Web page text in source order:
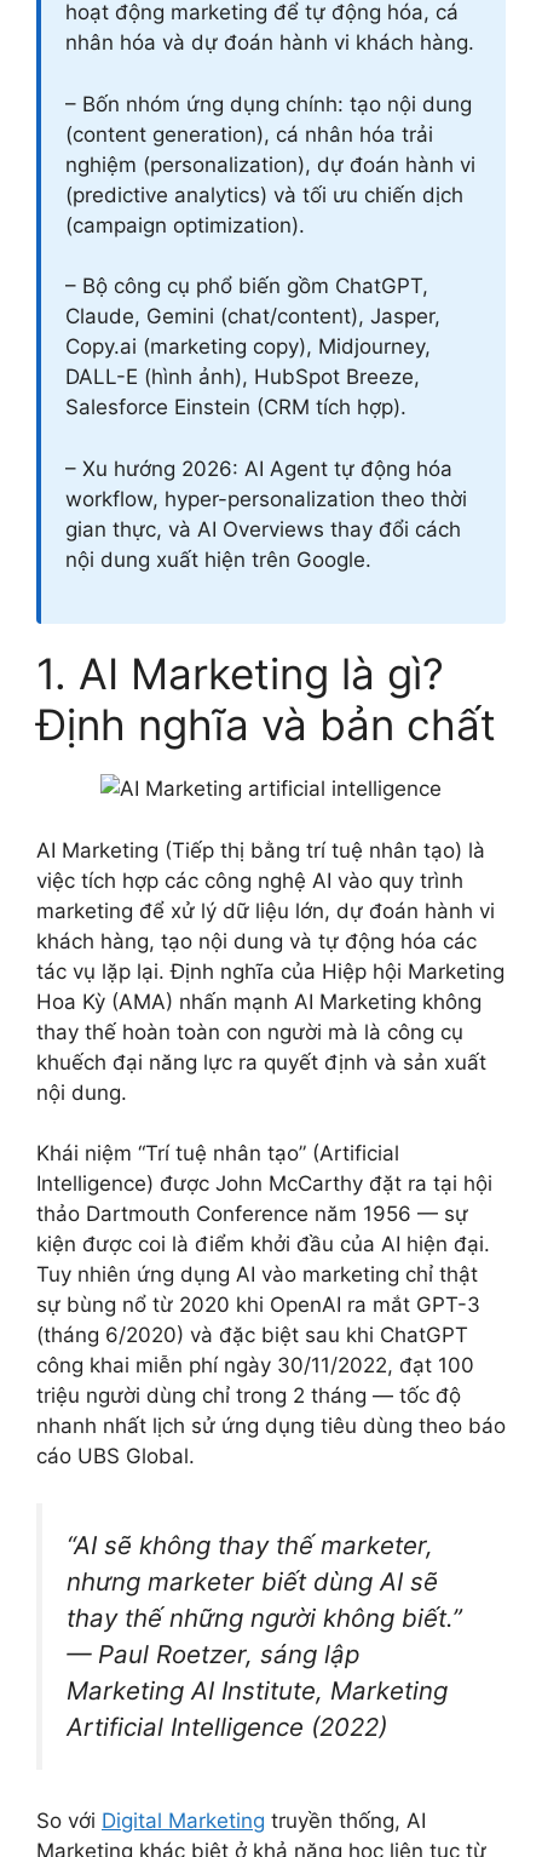
hoạt động marketing để tự động hóa, cá
nhân hóa và dự đoán hành vi khách hàng.
– Bốn nhóm ứng dụng chính: tạo nội dung
(content generation), cá nhân hóa trải
nghiệm (personalization), dự đoán hành vi
(predictive analytics) và tối ưu chiến dịch
(campaign optimization).
– Bộ công cụ phổ biến gồm ChatGPT,
Claude, Gemini (chat/content), Jasper,
Copy.ai (marketing copy), Midjourney,
DALL-E (hình ảnh), HubSpot Breeze,
Salesforce Einstein (CRM tích hợp).
– Xu hướng 2026: AI Agent tự động hóa
workflow, hyper-personalization theo thời
gian thực, và AI Overviews thay đổi cách
nội dung xuất hiện trên Google.
1. AI Marketing là gì?
Định nghĩa và bản chất
AI Marketing (Tiếp thị bằng trí tuệ nhân tạo) là
việc tích hợp các công nghệ AI vào quy trình
marketing để xử lý dữ liệu lớn, dự đoán hành vi
khách hàng, tạo nội dung và tự động hóa các
tác vụ lặp lại. Định nghĩa của Hiệp hội Marketing
Hoa Kỳ (AMA) nhấn mạnh AI Marketing không
thay thế hoàn toàn con người mà là công cụ
khuếch đại năng lực ra quyết định và sản xuất
nội dung.
Khái niệm “Trí tuệ nhân tạo” (Artificial
Intelligence) được John McCarthy đặt ra tại hội
thảo Dartmouth Conference năm 1956 — sự
kiện được coi là điểm khởi đầu của AI hiện đại.
Tuy nhiên ứng dụng AI vào marketing chỉ thật
sự bùng nổ từ 2020 khi OpenAI ra mắt GPT-3
(tháng 6/2020) và đặc biệt sau khi ChatGPT
công khai miễn phí ngày 30/11/2022, đạt 100
triệu người dùng chỉ trong 2 tháng — tốc độ
nhanh nhất lịch sử ứng dụng tiêu dùng theo báo
cáo UBS Global.
“AI sẽ không thay thế marketer,
nhưng marketer biết dùng AI sẽ
thay thế những người không biết.”
— Paul Roetzer, sáng lập
Marketing AI Institute, Marketing
Artificial Intelligence (2022)
So với Digital Marketing truyền thống, AI
Marketing khác biệt ở khả năng học liên tục từ